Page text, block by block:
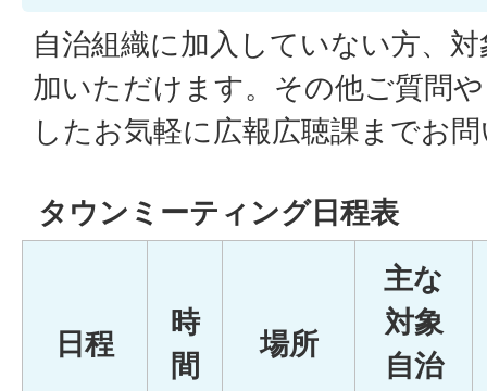
自治組織に加入していない方、
加いただけます。その他ご質問
したお気軽に広報広聴課までお
タウンミーティング日程表
日程
時
間
場所
主な
対象
自治